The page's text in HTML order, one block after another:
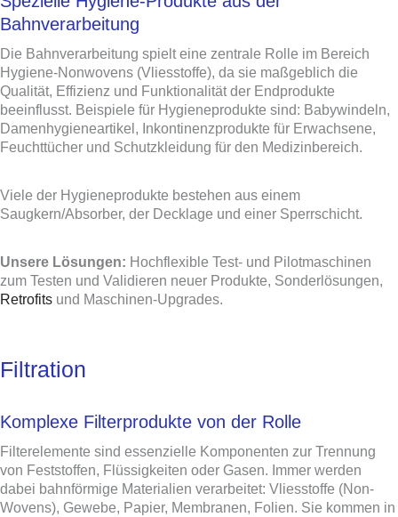
Bahnverarbeitung
Die Bahnverarbeitung spielt eine zentrale Rolle im Bereich
Hygiene-Nonwovens (Vliesstoffe), da sie maßgeblich die
Qualität, Effizienz und Funktionalität der Endprodukte
beeinflusst. Beispiele für Hygieneprodukte sind: Babywindeln,
Damenhygieneartikel, Inkontinenzprodukte für Erwachsene,
Feuchttücher und Schutzkleidung für den Medizinbereich.
Viele der Hygieneprodukte bestehen aus einem
Saugkern/Absorber, der Decklage und einer Sperrschicht.
Unsere Lösungen: Hochflexible Test- und Pilotmaschinen
zum Testen und Validieren neuer Produkte, Sonderlösungen,
Retrofits und Maschinen-Upgrades.
Filtration
Komplexe Filterprodukte von der Rolle
Filterelemente sind essenzielle Komponenten zur Trennung
von Feststoffen, Flüssigkeiten oder Gasen. Immer werden
dabei bahnförmige Materialien verarbeitet: Vliesstoffe (Non-
Wovens), Gewebe, Papier, Membranen, Folien. Sie kommen in